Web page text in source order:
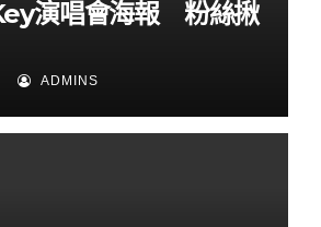
演唱會海報 粉絲揪
ADMINS